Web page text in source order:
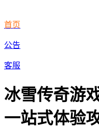
首页
公告
客服
冰雪传奇游
一站式体验